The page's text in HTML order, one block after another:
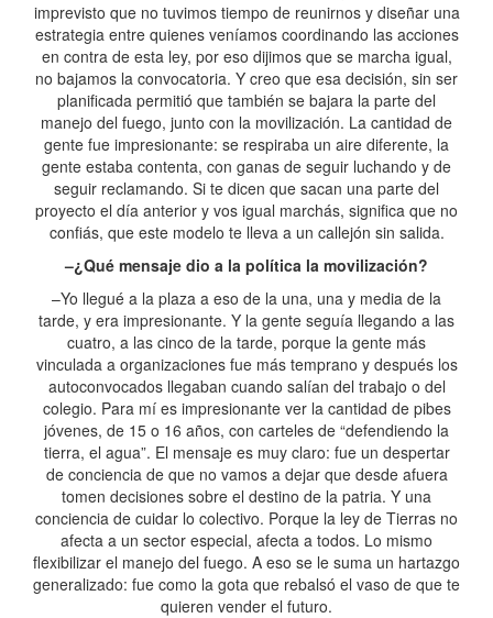
imprevisto que no tuvimos tiempo de reunirnos y diseñar una
estrategia entre quienes veníamos coordinando las acciones
en contra de esta ley, por eso dijimos que se marcha igual,
no bajamos la convocatoria. Y creo que esa decisión, sin ser
planificada permitió que también se bajara la parte del
manejo del fuego, junto con la movilización. La cantidad de
gente fue impresionante: se respiraba un aire diferente, la
gente estaba contenta, con ganas de seguir luchando y de
seguir reclamando. Si te dicen que sacan una parte del
proyecto el día anterior y vos igual marchás, significa que no
confiás, que este modelo te lleva a un callejón sin salida.
–¿Qué mensaje dio a la política la movilización?
–Yo llegué a la plaza a eso de la una, una y media de la
tarde, y era impresionante. Y la gente seguía llegando a las
cuatro, a las cinco de la tarde, porque la gente más
vinculada a organizaciones fue más temprano y después los
autoconvocados llegaban cuando salían del trabajo o del
colegio. Para mí es impresionante ver la cantidad de pibes
jóvenes, de 15 o 16 años, con carteles de “defendiendo la
tierra, el agua”. El mensaje es muy claro: fue un despertar
de conciencia de que no vamos a dejar que desde afuera
tomen decisiones sobre el destino de la patria. Y una
conciencia de cuidar lo colectivo. Porque la ley de Tierras no
afecta a un sector especial, afecta a todos. Lo mismo
flexibilizar el manejo del fuego. A eso se le suma un hartazgo
generalizado: fue como la gota que rebalsó el vaso de que te
quieren vender el futuro.